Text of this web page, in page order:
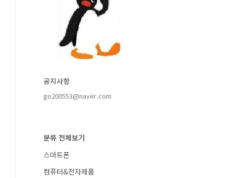
공지사항
go200553@naver.com
분류 전체보기
스마트폰
컴퓨터&전자제품